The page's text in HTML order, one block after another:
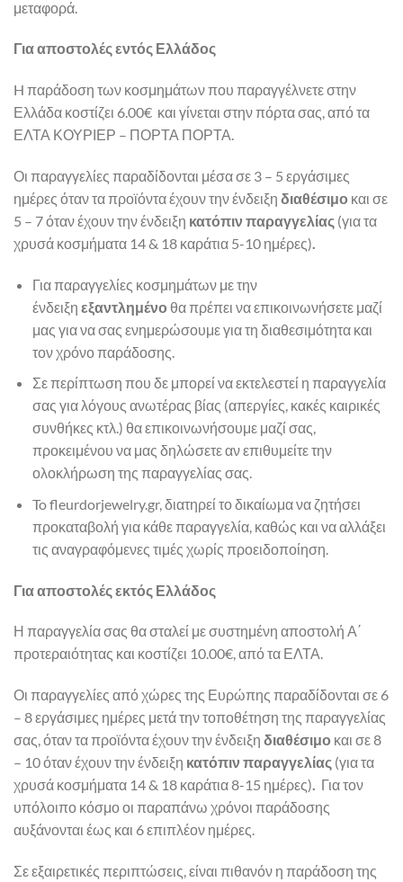
μεταφορά.
Για αποστολές εντός Ελλάδος
H παράδοση των κοσμημάτων που παραγγέλνετε στην
Ελλάδα κοστίζει 6.00€ και γίνεται στην πόρτα σας, από τα
ΕΛΤΑ ΚΟΥΡΙΕΡ – ΠΟΡΤΑ ΠΟΡΤΑ.
Οι παραγγελίες παραδίδονται μέσα σε 3 – 5 εργάσιμες
ημέρες όταν τα προϊόντα έχουν την ένδειξη διαθέσιμο και σε
5 – 7 όταν έχουν την ένδειξη κατόπιν παραγγελίας (για τα
χρυσά κοσμήματα 14 & 18 καράτια 5-10 ημέρες).
Για παραγγελίες κοσμημάτων με την
ένδειξη εξαντλημένο θα πρέπει να επικοινωνήσετε μαζί
μας για να σας ενημερώσουμε για τη διαθεσιμότητα και
τον χρόνο παράδοσης.
Σε περίπτωση που δε μπορεί να εκτελεστεί η παραγγελία
σας για λόγους ανωτέρας βίας (απεργίες, κακές καιρικές
συνθήκες κτλ.) θα επικοινωνήσουμε μαζί σας,
προκειμένου να μας δηλώσετε αν επιθυμείτε την
ολοκλήρωση της παραγγελίας σας.
To fleurdorjewelry.gr, διατηρεί το δικαίωμα να ζητήσει
προκαταβολή για κάθε παραγγελία, καθώς και να αλλάξει
τις αναγραφόμενες τιμές χωρίς προειδοποίηση.
Για αποστολές εκτός Ελλάδος
Η παραγγελία σας θα σταλεί με συστημένη αποστολή Α΄
προτεραιότητας και κοστίζει 10.00€, από τα ΕΛΤΑ.
Οι παραγγελίες από χώρες της Ευρώπης παραδίδονται σε 6
– 8 εργάσιμες ημέρες μετά την τοποθέτηση της παραγγελίας
σας, όταν τα προϊόντα έχουν την ένδειξη διαθέσιμο και σε 8
– 10 όταν έχουν την ένδειξη κατόπιν παραγγελίας (για τα
χρυσά κοσμήματα 14 & 18 καράτια 8-15 ημέρες). Για τον
υπόλοιπο κόσμο οι παραπάνω χρόνοι παράδοσης
αυξάνονται έως και 6 επιπλέον ημέρες.
Σε εξαιρετικές περιπτώσεις, είναι πιθανόν η παράδοση της